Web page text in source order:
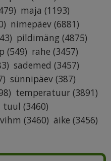
maja (1193)
nimepäev (6881)
pildimäng (4875)
(549) rahe (3457)
sademed (3457)
sünnipäev (387)
temperatuur (3891)
tuul (3460)
vihm (3460) äike (3456)